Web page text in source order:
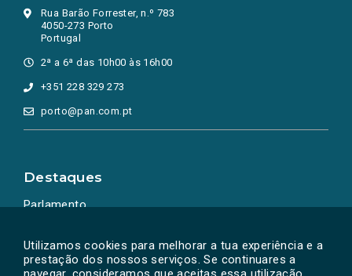
Utilizamos cookies para melhorar a tua experiência e a
prestação dos nossos serviços. Se continuares a
Rua Barão Forrester, n.º 783
4050-273 Porto
Portugal
2ª a 6ª das 10h00 às 16h00
+351 228 329 273
porto@pan.com.pt
Destaques
Parlamento